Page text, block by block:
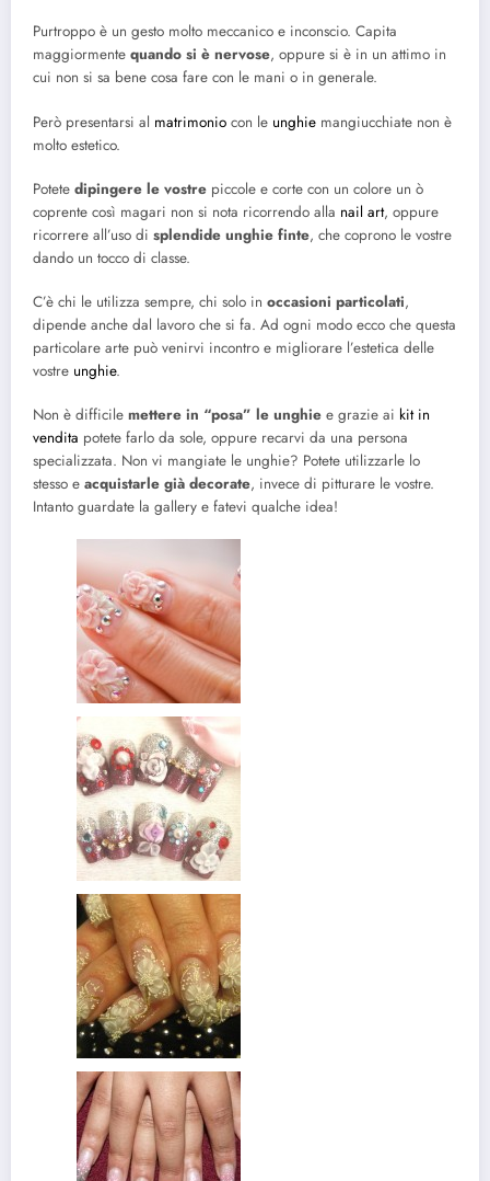
Purtroppo è un gesto molto meccanico e inconscio. Capita
maggiormente quando si è nervose, oppure si è in un attimo in
cui non si sa bene cosa fare con le mani o in generale.
Però presentarsi al matrimonio con le unghie mangiucchiate non è
molto estetico.
Potete dipingere le vostre piccole e corte con un colore un ò
coprente così magari non si nota ricorrendo alla nail art, oppure
ricorrere all’uso di splendide unghie finte, che coprono le vostre
dando un tocco di classe.
C’è chi le utilizza sempre, chi solo in occasioni particolati,
dipende anche dal lavoro che si fa. Ad ogni modo ecco che questa
particolare arte può venirvi incontro e migliorare l’estetica delle
vostre unghie.
Non è difficile mettere in “posa” le unghie e grazie ai kit in
vendita potete farlo da sole, oppure recarvi da una persona
specializzata. Non vi mangiate le unghie? Potete utilizzarle lo
stesso e acquistarle già decorate, invece di pitturare le vostre.
Intanto guardate la gallery e fatevi qualche idea!